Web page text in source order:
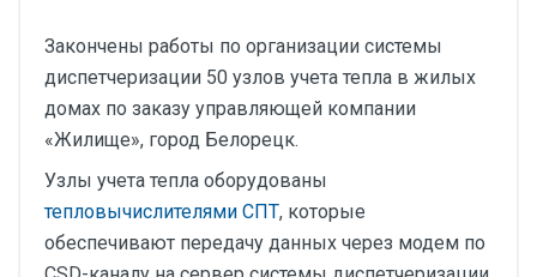
Закончены работы по организации системы
диспетчеризации 50 узлов учета тепла в жилых
домах по заказу управляющей компании
«Жилище», город Белорецк.
Узлы учета тепла оборудованы
тепловычислителями СПТ, которые
обеспечивают передачу данных через модем по